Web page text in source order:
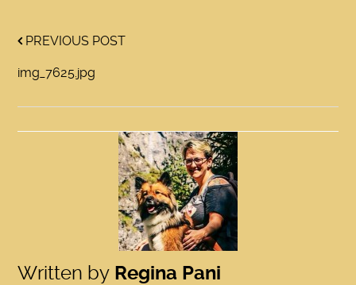
PREVIOUS POST
img_7625.jpg
Written by Regina Pani